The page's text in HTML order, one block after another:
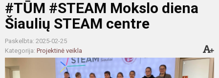
#TŪM #STEAM Mokslo diena
Šiaulių STEAM centre
Paskelbta: 2025-02-25
Kategorija: Projektinė veikla